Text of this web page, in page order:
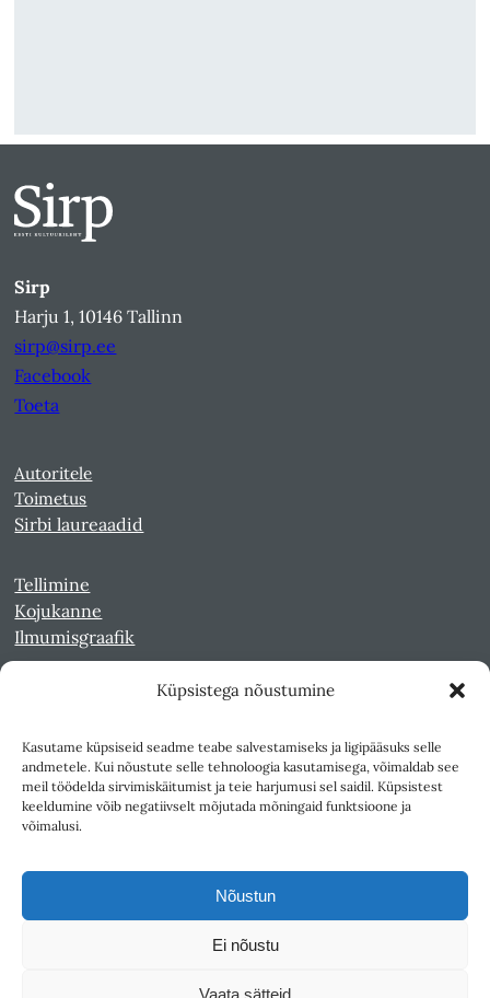
Küpsistega nõustumine
Kasutame küpsiseid seadme teabe salvestamiseks ja ligipääsuks selle
andmetele. Kui nõustute selle tehnoloogia kasutamisega, võimaldab see
meil töödelda sirvimiskäitumist ja teie harjumusi sel saidil. Küpsistest
keeldumine võib negatiivselt mõjutada mõningaid funktsioone ja
võimalusi.
Nõustun
Ei nõustu
Vaata sätteid
Sirp
Harju 1, 10146 Tallinn
sirp@sirp.ee
Facebook
Toeta
Autoritele
Toimetus
Sirbi laureaadid
Tellimine
Kojukanne
Ilmumisgraafik
Kultuurileht 1994-1997
Reede 1989-1990
Sirp ja Vasar 1940-1989
Teksti- ja andmekaeve